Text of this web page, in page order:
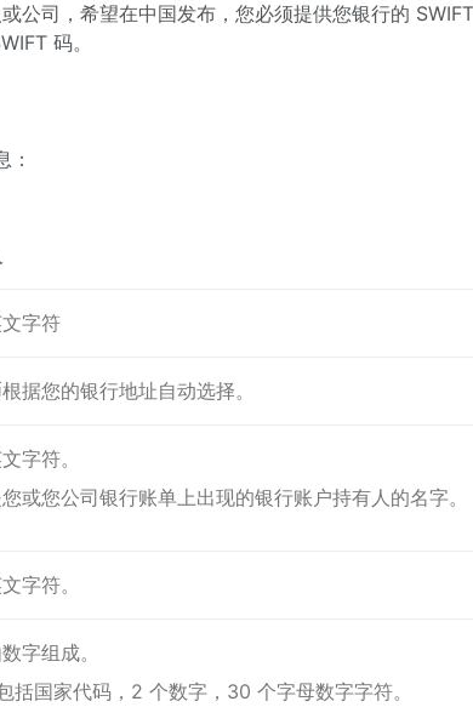
公司，希望在中国发布，您必须提供您银行的
码。
：
字符
据您的银行地址自动选择。
字符。
或您公司银行账单上出现的银行账户持有人的名字。
字符。
字组成。
括国家代码，2 个数字，30 个字母数字字符。